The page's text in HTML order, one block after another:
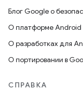
Блог Google о
О платформе Android
О разработках для
О портировании в
СПРАВКА